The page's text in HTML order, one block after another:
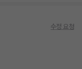
수정 요청